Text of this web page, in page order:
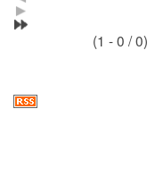
(1 - 0 / 0)